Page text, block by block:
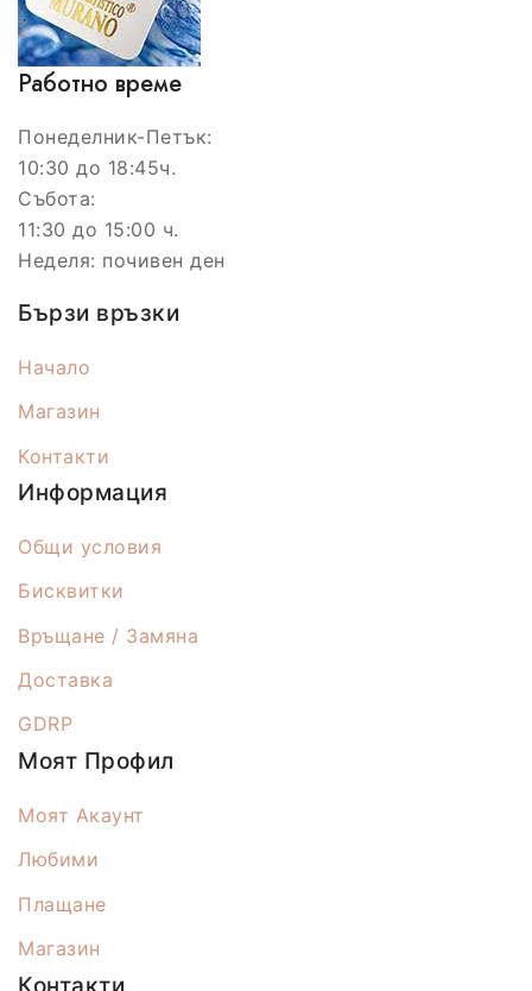
Работно време
Понеделник-Петък:
10:30 до 18:45ч.
Събота:
11:30 до 15:00 ч.
Неделя: почивен ден
Бързи връзки
Начало
Магазин
Контакти
Информация
Общи условия
Бисквитки
Връщане / Замяна
Доставка
GDRP
Моят Профил
Моят Акаунт
Любими
Плащане
Магазин
Контакти